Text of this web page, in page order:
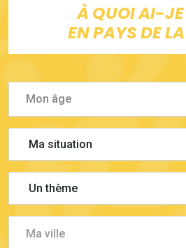
À QUOI AI-JE
EN PAYS DE
Ma ville